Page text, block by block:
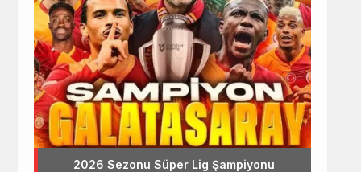
2026 Sezonu Süper Lig Şampiyonu